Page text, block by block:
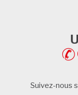
Suivez-nous